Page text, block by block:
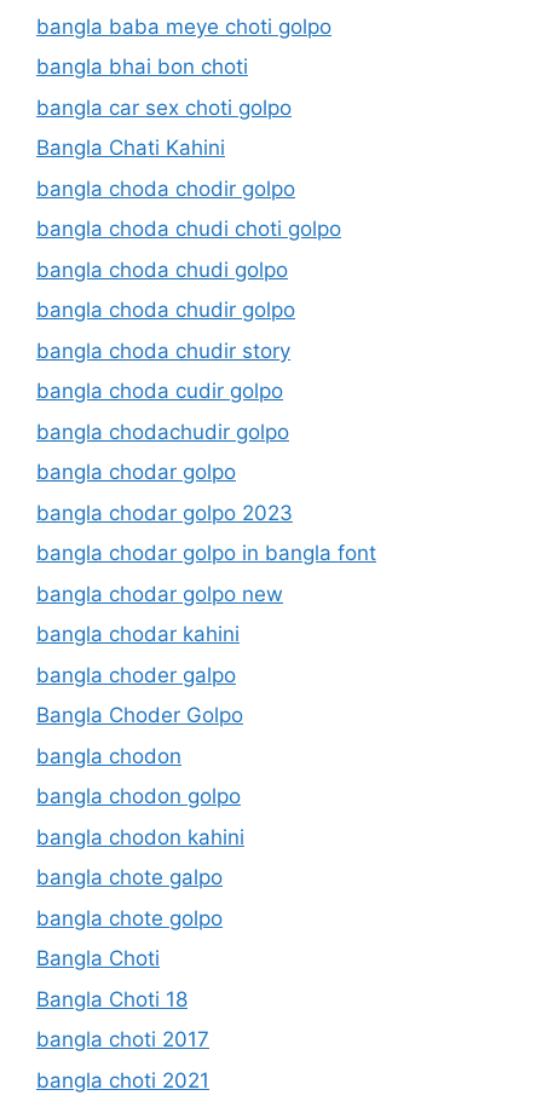
bangla baba meye choti golpo
bangla bhai bon choti
bangla car sex choti golpo
Bangla Chati Kahini
bangla choda chodir golpo
bangla choda chudi choti golpo
bangla choda chudi golpo
bangla choda chudir golpo
bangla choda chudir story
bangla choda cudir golpo
bangla chodachudir golpo
bangla chodar golpo
bangla chodar golpo 2023
bangla chodar golpo in bangla font
bangla chodar golpo new
bangla chodar kahini
bangla choder galpo
Bangla Choder Golpo
bangla chodon
bangla chodon golpo
bangla chodon kahini
bangla chote galpo
bangla chote golpo
Bangla Choti
Bangla Choti 18
bangla choti 2017
bangla choti 2021